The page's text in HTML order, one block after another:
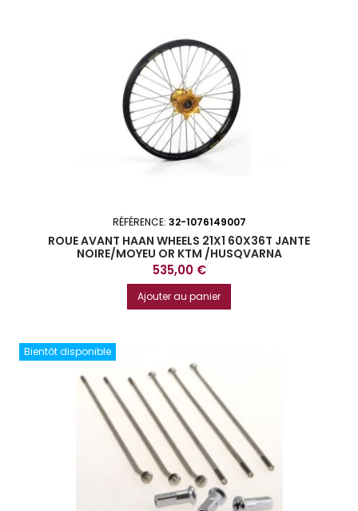
RÉFÉRENCE: 32-1076149007
ROUE AVANT HAAN WHEELS 21X1 60X36T JANTE
NOIRE/MOYEU OR KTM /HUSQVARNA
Prix
535,00 €
Ajouter au panier
Bientôt disponible